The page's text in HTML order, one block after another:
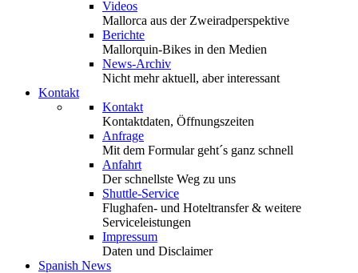
Videos
Mallorca aus der Zweiradperspektive
Berichte
Mallorquin-Bikes in den Medien
News-Archiv
Nicht mehr aktuell, aber interessant
Kontakt
Kontakt
Kontaktdaten, Öffnungszeiten
Anfrage
Mit dem Formular geht´s ganz schnell
Anfahrt
Der schnellste Weg zu uns
Shuttle-Service
Flughafen- und Hoteltransfer & weitere
Serviceleistungen
Impressum
Daten und Disclaimer
Spanish News